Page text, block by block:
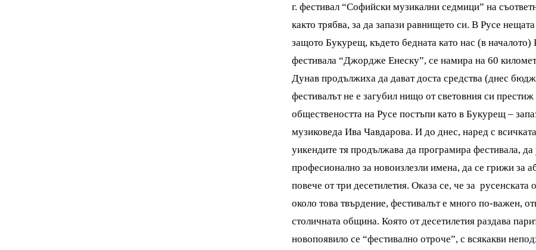
г. фестивал “Софийски музикални седмици” на
както трябва, за да запази равнището си. В Русе
защото Букурещ, където бедната като нас (в
фестивала “Джордже Енеску”, се намира на 60
Дунав продължиха да дават доста средства (днес
фестивалът не е загубил нищо от световния си
обществеността на Русе постъпи като в Букурещ –
музиковеда Ива Чавдарова. И до днес, наред с
уикендите тя продължава да програмира фестивала,
професионално за новоизлезли имена, да се грижи за
повече от три десетилетия. Оказа се, че за
около това твърдение, фестивалът е много по-важен,
столичната община. Която от десетилетия раздава
новопоявило се “фестивално отроче”, с всякакви